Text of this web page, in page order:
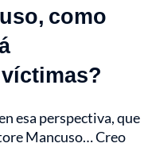
como
esa perspectiva, que
Mancuso… Creo